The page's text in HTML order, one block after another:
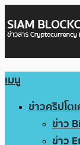
เมนู
ข่าวคริปโต
ข่าว
ข่าว